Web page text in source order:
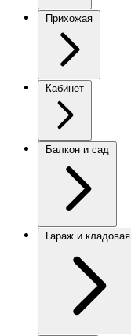
Прихожая
Кабинет
Балкон и сад
Гараж и кладовая